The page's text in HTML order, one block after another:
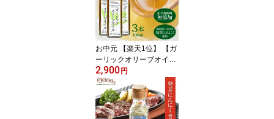
泉水耕農園思いやりの丘
フクハウス
お中元 【楽天1位】 【ガ
ーリックオリーブオイル
】 1瓶100g 3本入 にんに
く調味料 オリーブオイル
にんにく油 ガーリックオ
イル 発芽にんにく使用
エキストラバージンオリ
2,900円